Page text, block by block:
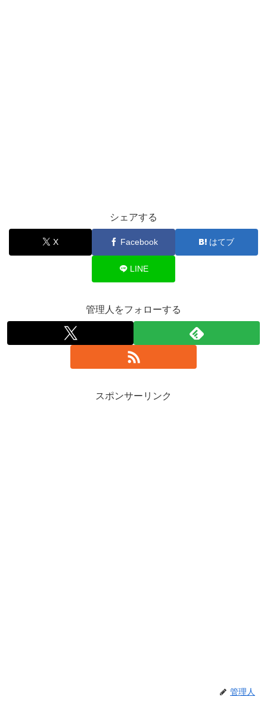
シェアする
X Facebook はてブ
LINE
管理人をフォローする
スポンサーリンク
管理人